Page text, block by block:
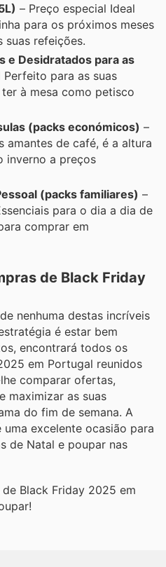
– Preço especial Ideal
para os próximos meses
suas refeições.
e Desidratados para as
para as suas
à mesa como petisco
(packs económicos) –
amantes de café, é a altura
inverno a preços
(packs familiares) –
para o dia a dia de
comprar em
de Black Friday
nenhuma destas incríveis
é estar bem
encontrará todos os
em Portugal reunidos
comparar ofertas,
maximizar as suas
do fim de semana. A
uma excelente ocasião para
de Natal e poupar nas
Black Friday 2025 em